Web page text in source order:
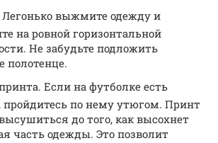
выжмите одежду и
на ровной горизонтальной
Не забудьте подложить
полотенце.
Если на футболке есть
пройдитесь по нему утюгом. Принт
до того, как высохнет
часть одежды. Это позволит